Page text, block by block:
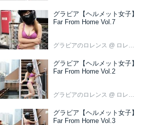
グラビア【ヘルメット女子】
Far From Home Vol.7
グラビアのロレンス @ ロレンス編集部
グラビア【ヘルメット女子】
Far From Home Vol.2
グラビアのロレンス @ ロレンス編集部
グラビア【ヘルメット女子】
Far From Home Vol.3